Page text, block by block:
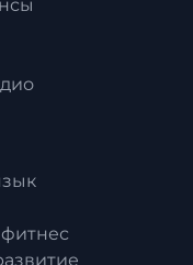
фитнес